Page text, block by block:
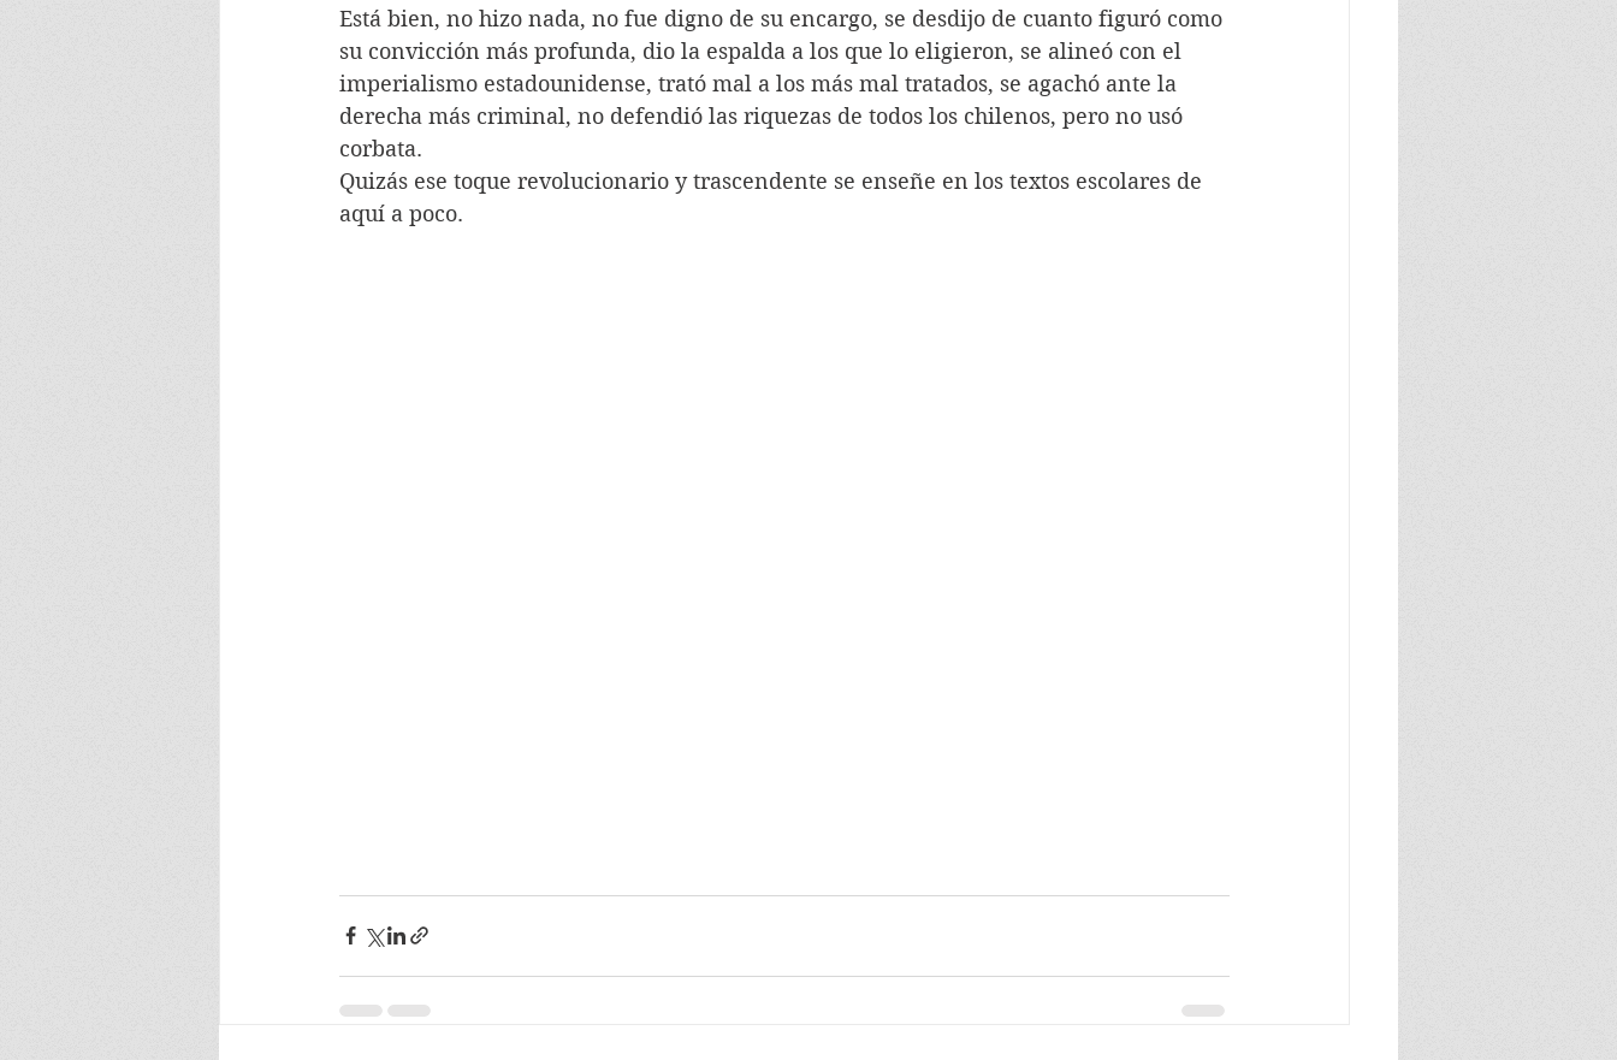
Está bien, no hizo nada, no fue digno de su encargo, se desdijo de cuanto figuró como
su convicción más profunda, dio la espalda a los que lo eligieron, se alineó con el
imperialismo estadounidense, trató mal a los más mal tratados, se agachó ante la
derecha más criminal, no defendió las riquezas de todos los chilenos, pero no usó
corbata.
Quizás ese toque revolucionario y trascendente se enseñe en los textos escolares de
aquí a poco.